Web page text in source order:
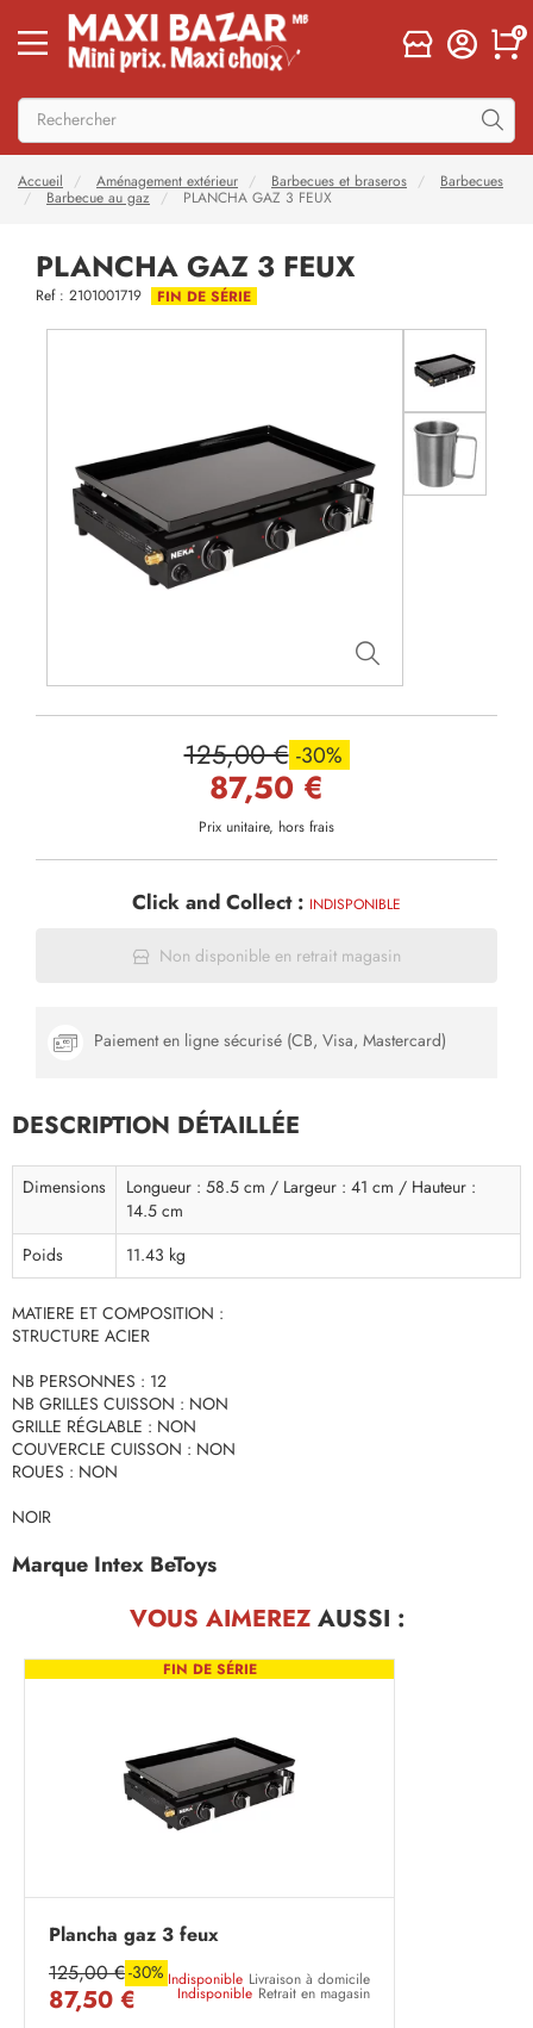
0
Accueil Aménagement extérieur Barbecues et braseros
Barbecues
Barbecue au gaz
PLANCHA GAZ 3 FEUX
PLANCHA GAZ 3 FEUX
Ref : 2101001719 FIN DE SÉRIE
125,00 € -30%
87,50 €
Prix unitaire, hors frais
Click and Collect : INDISPONIBLE
Non disponible en retrait magasin
Paiement en ligne sécurisé (CB, Visa, Mastercard)
DESCRIPTION DÉTAILLÉE
Dimensions
Longueur : 58.5 cm / Largeur : 41 cm / Hauteur :
14.5 cm
Poids
11.43 kg
MATIERE ET COMPOSITION :
STRUCTURE ACIER
NB PERSONNES : 12
NB GRILLES CUISSON : NON
GRILLE RÉGLABLE : NON
COUVERCLE CUISSON : NON
ROUES : NON
NOIR
Marque Intex BeToys
VOUS AIMEREZAUSSI :
FIN DE SÉRIE
Plancha gaz 3 feux
125,00 €-30%
87,50 €
Indisponible Livraison à domicile
Indisponible Retrait en magasin